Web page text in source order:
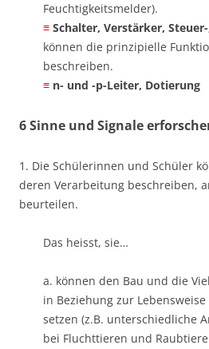
Feuchtigkeitsmelder). ​
≡ Schalter, Verstärker,
können die prinzipielle
beschreiben. ​
≡ n- und -p-Leiter, Dotierung
6 Sinne und Signale
1. Die Schülerinnen und Schüler
deren Verarbeitung beschreiben,
beurteilen.
Das heisst, sie…
a. können den Bau und die
in Beziehung zur
setzen (z.B. unterschiedliche
bei Fluchttieren und